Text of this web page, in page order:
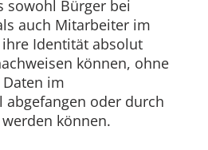
sowohl Bürger bei
auch Mitarbeiter im
Identität absolut
können, ohne
im
abgefangen oder durch
können.